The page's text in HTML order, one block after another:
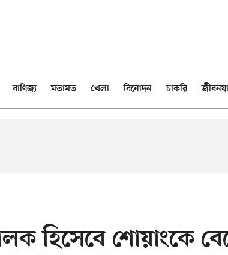
বাণিজ্য মতামত খেলা বিনোদন চাকরি
হিসেবে শোয়াংকে